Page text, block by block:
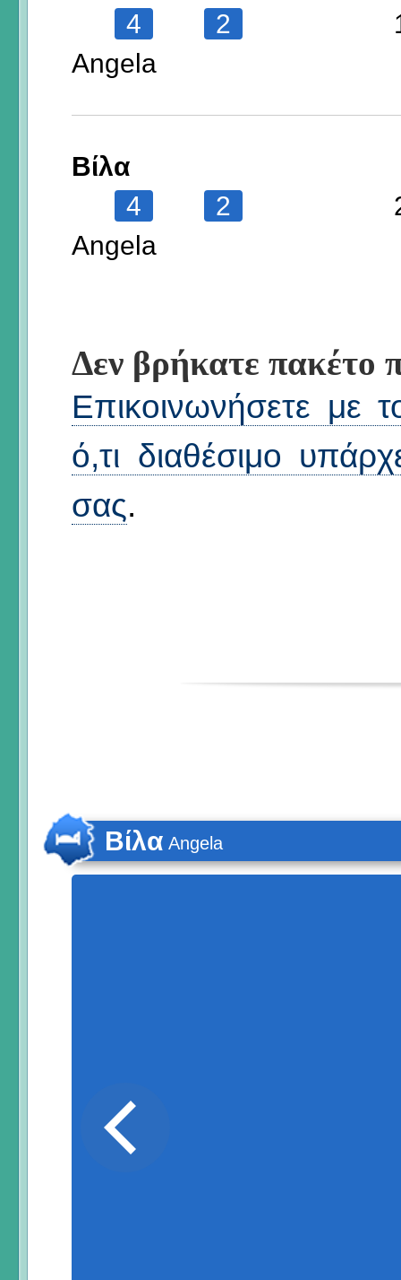
4
2
Angela
Βίλα
4
2
Angela
Δεν βρήκατε πακέτο
Επικοινωνήσετε με
ό,τι διαθέσιμο
σας.
Βίλα Angela